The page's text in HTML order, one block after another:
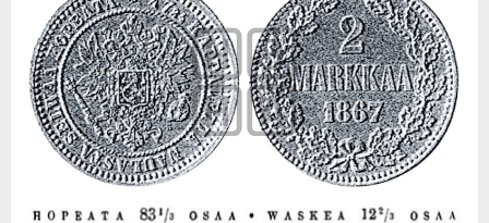
ПЕТР III 1762-1762
ЕКАТЕРИНА II 1762-1796
ПАВЕЛ I 1796-1801
АЛЕКСАНДР I 1801-1825
НИКОЛАЙ I 1826-1855
АЛЕКСАНДР II 1855-1881
Золото